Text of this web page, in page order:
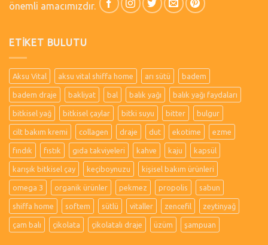
önemli amacımızdır.
ETIKET BULUTU
Aksu Vital aksu vital shiffa home arı sütü badem
badem draje bakliyat bal balık yağı balık yağı faydaları
bitkisel yağ bitkisel çaylar bitki suyu bitter bulgur
cilt bakım kremi collagen draje dut ekotime ezme
fındık fıstık gıda takviyeleri kahve kaju kapsül
karışık bitkisel çay keçiboynuzu kişisel bakım ürünleri
omega 3 organik ürünler pekmez propolis sabun
shiffa home softem sütlü vitaller zencefil zeytinyağ
çam balı çikolata çikolatalı draje üzüm şampuan